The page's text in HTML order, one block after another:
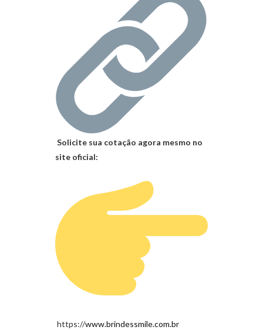
Solicite sua cotação agora mesmo no
site oficial:
https://www.brindessmile.com.br